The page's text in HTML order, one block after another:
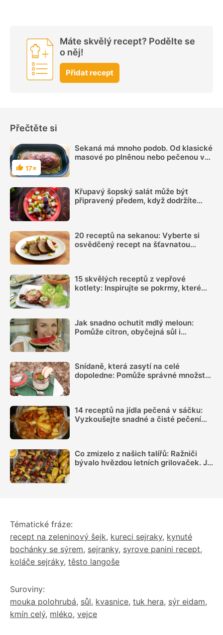
Máte skvělý recept? Podělte se
o něj!
Přidat recept
Přečtěte si
Hodnocení
17×
Sekaná má mnoho podob. Od klasické
masové po plněnou nebo pečenou v
Křupavý šopský salát může být
připravený předem, když dodržíte
20 receptů na sekanou: Vyberte si
osvědčený recept na šťavnatou
15 skvělých receptů z vepřové
kotlety: Inspirujte se pokrmy, které
Jak snadno ochutit mdlý meloun:
Pomůže citron, obyčejná sůl i
Snídaně, která zasytí na celé
dopoledne: Pomůže správné množství
14 receptů na jídla pečená v sáčku:
Vyzkoušejte snadné a čisté pečení
Co zmizelo z našich talířů: Ražniči
bývalo hvězdou letních grilovaček. Je
Tématické fráze:
recept na zeleninový šejk, kureci sejraky, kynuté
bochánky se sýrem, sejranky, syrove panini recept,
koláče sejráky, těsto langoše
Suroviny:
mouka polohrubá, sůl, kvasnice, tuk hera, sýr eidam,
kmín celý, mléko, vejce